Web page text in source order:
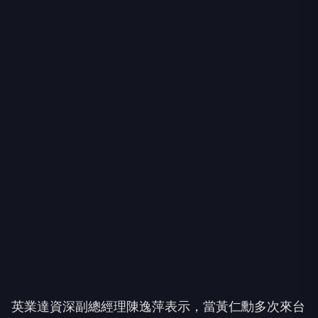
英業達資深副總經理陳逸萍表示，當黃仁勳多次來台